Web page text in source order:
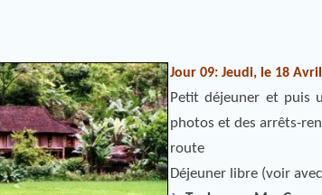
Jour 09: Jeudi, le 18
Petit déjeuner et puis
photos et des arrêts-
route
Déjeuner libre (voir